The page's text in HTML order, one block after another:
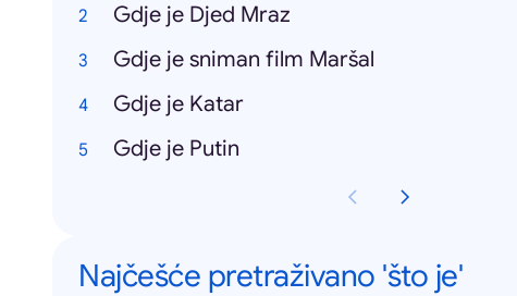
Gdje je Djed Mraz
Gdje je sniman film Maršal
Gdje je Katar
Gdje je Putin
Najčešće pretraživano 'što je'